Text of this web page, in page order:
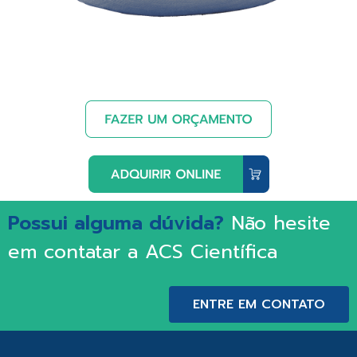
Possui alguma dúvida? Não hesite
em contatar a ACS Científica
ENTRE EM CONTATO